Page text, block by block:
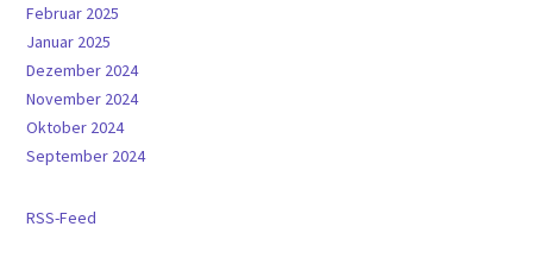
Februar 2025
Januar 2025
Dezember 2024
November 2024
Oktober 2024
September 2024
RSS-Feed